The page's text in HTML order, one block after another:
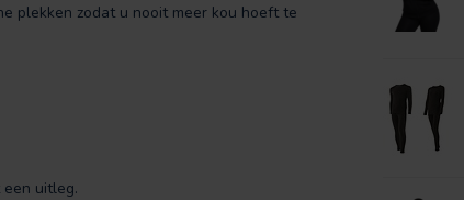
plekken zodat u nooit meer kou hoeft te
uitleg.